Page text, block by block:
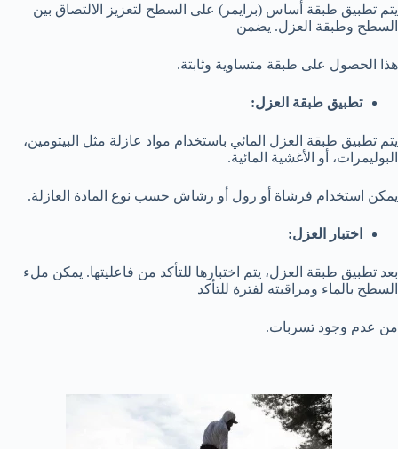
يتم تطبيق طبقة أساس (برايمر) على السطح لتعزيز الالتصاق بين
السطح وطبقة العزل. يضمن
هذا الحصول على طبقة متساوية وثابتة.
تطبيق طبقة العزل:
يتم تطبيق طبقة العزل المائي باستخدام مواد عازلة مثل البيتومين،
البوليمرات، أو الأغشية المائية.
يمكن استخدام فرشاة أو رول أو رشاش حسب نوع المادة العازلة.
اختبار العزل:
بعد تطبيق طبقة العزل، يتم اختبارها للتأكد من فاعليتها. يمكن ملء
السطح بالماء ومراقبته لفترة للتأكد
من عدم وجود تسربات.